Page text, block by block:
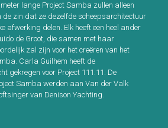
lange Project Samba zullen alleen
de zin dat ze dezelfde scheepsarchitectuur
afwerking delen. Elk heeft een heel ander
de Groot, die samen met haar
zal zijn voor het creëren van het
Carla Guilhem heeft de
gekregen voor Project 111.11. De
Samba werden aan Van der Valk
van Denison Yachting.